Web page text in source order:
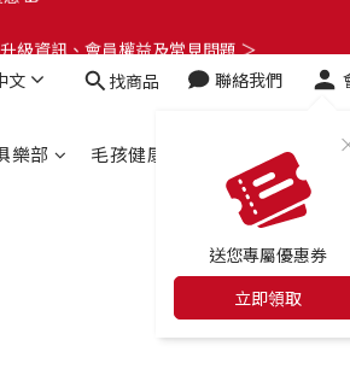
🎁
文 找商品 聯絡我們
送您專屬優惠券
立即領取
樂部 毛孩健康百科
合作店家